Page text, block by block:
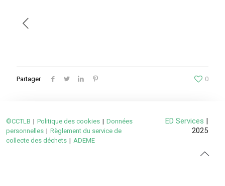
Partager 0
©CCTLB | Politique des cookies | Données
personnelles | Règlement du service de
collecte des déchets | ADEME
ED Services |
2025